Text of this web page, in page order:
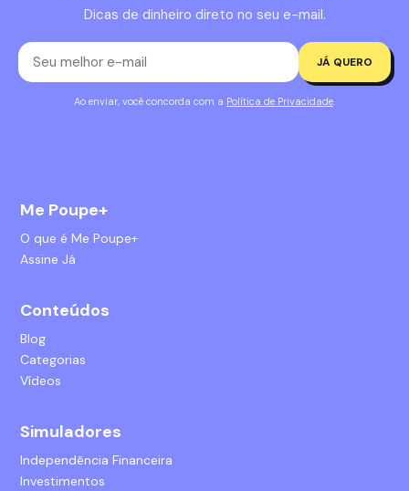
Dicas de dinheiro direto no seu e-mail.
JÁ QUERO
Ao enviar, você concorda com a Política de Privacidade.
Me Poupe+
O que é Me Poupe+
Assine Já
Conteúdos
Blog
Categorias
Vídeos
Simuladores
Independência Financeira
Investimentos